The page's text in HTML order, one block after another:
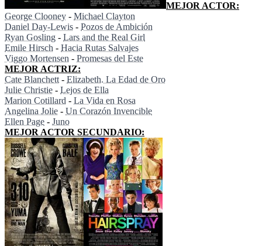
MEJOR ACTOR:
George Clooney - Michael Clayton
Daniel Day-Lewis - Pozos de Ambición
Ryan Gosling - Lars and the Real Girl
Emile Hirsch - Hacia Rutas Salvajes
Viggo Mortensen - Promesas del Este
MEJOR ACTRIZ:
Cate Blanchett - Elizabeth. La Edad de Oro
Julie Christie - Lejos de Ella
Marion Cotillard - La Vida en Rosa
Angelina Jolie - Un Corazón Invencible
Ellen Page - Juno
MEJOR ACTOR SECUNDARIO: